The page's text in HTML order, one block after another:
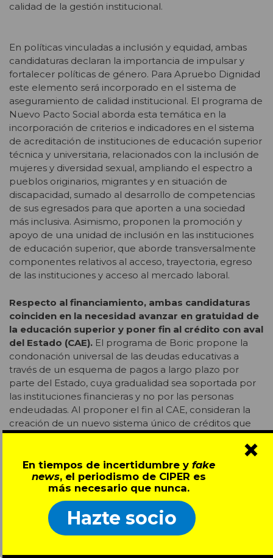
En tiempos de incertidumbre y fake
news, el periodismo de CIPER es
más necesario que nunca.
Hazte socio
×
calidad de la gestión institucional.
En políticas vinculadas a inclusión y equidad, ambas
candidaturas declaran la importancia de impulsar y
fortalecer políticas de género. Para Apruebo Dignidad
este elemento será incorporado en el sistema de
aseguramiento de calidad institucional. El programa de
Nuevo Pacto Social aborda esta temática en la
incorporación de criterios e indicadores en el sistema
de acreditación de instituciones de educación superior
técnica y universitaria, relacionados con la inclusión de
mujeres y diversidad sexual, ampliando el espectro a
pueblos originarios, migrantes y en situación de
discapacidad, sumado al desarrollo de competencias
de sus egresados para que aporten a una sociedad
más inclusiva. Asimismo, proponen la promoción y
apoyo de una unidad de inclusión en las instituciones
de educación superior, que aborde transversalmente
componentes relativos al acceso, trayectoria, egreso
de las instituciones y acceso al mercado laboral.
Respecto al financiamiento, ambas candidaturas
coinciden en la necesidad avanzar en gratuidad de
la educación superior y poner fin al crédito con aval
del Estado (CAE). El programa de Boric propone la
condonación universal de las deudas educativas a
través de un esquema de pagos a largo plazo por
parte del Estado, cuya gradualidad sea soportada por
las instituciones financieras y no por las personas
endeudadas. Al proponer el fin al CAE, consideran la
creación de un nuevo sistema único de créditos que
será transitorio, hasta alcanzar la gratuidad universal.
financiamiento basal de las instituciones estatales,
impulsarán un proceso de expansión de la matrícula
que permita que la mayoría de los y las estudiantes
puedan optar a la educación pública. Esta expansión
tendrá un foco especial en descentralización y género,
priorizando a instituciones regionales y el ingreso de